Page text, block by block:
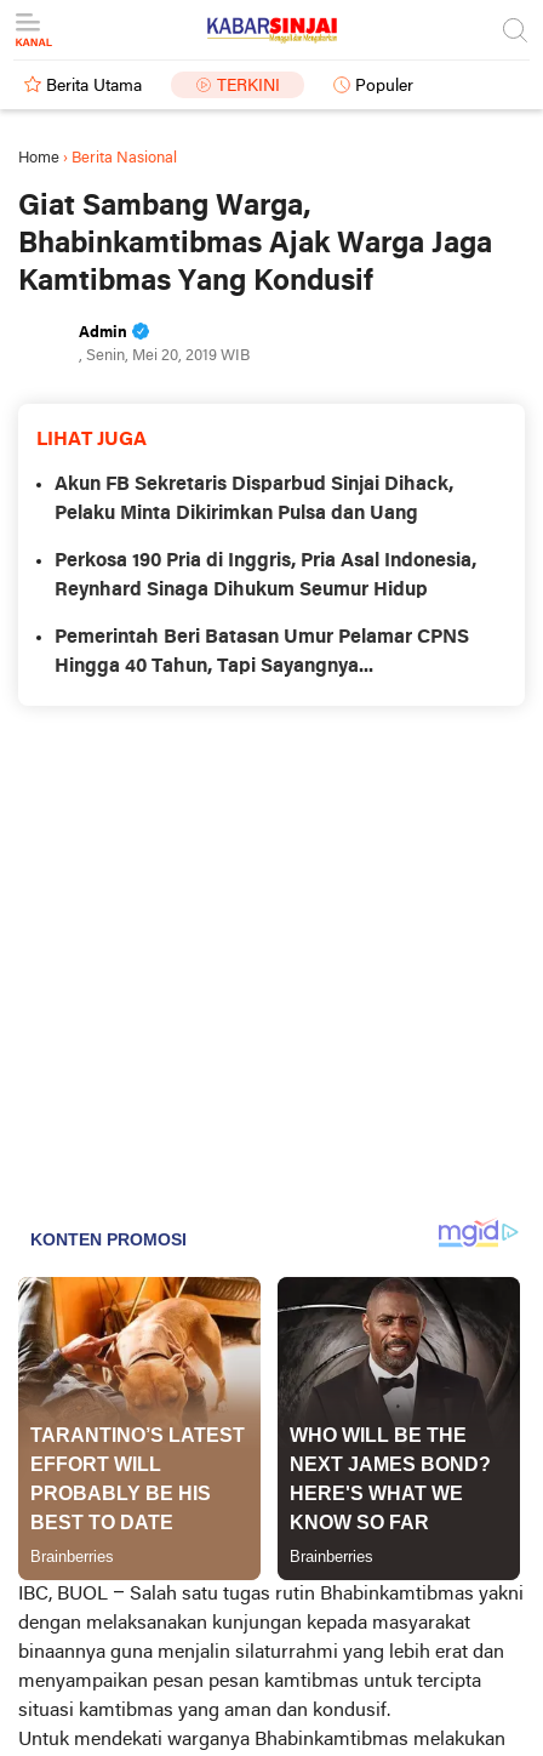
Berita Utama TERKINI Populer
Home › Berita Nasional
Giat Sambang Warga,
Bhabinkamtibmas Ajak Warga Jaga
Kamtibmas Yang Kondusif
Admin
, Senin, Mei 20, 2019 WIB
LIHAT JUGA
Akun FB Sekretaris Disparbud Sinjai Dihack,
Pelaku Minta Dikirimkan Pulsa dan Uang
Perkosa 190 Pria di Inggris, Pria Asal Indonesia,
Reynhard Sinaga Dihukum Seumur Hidup
Pemerintah Beri Batasan Umur Pelamar CPNS
Hingga 40 Tahun, Tapi Sayangnya...
IBC, BUOL – Salah satu tugas rutin Bhabinkamtibmas yakni
dengan melaksanakan kunjungan kepada masyarakat
binaannya guna menjalin silaturrahmi yang lebih erat dan
menyampaikan pesan pesan kamtibmas untuk tercipta
situasi kamtibmas yang aman dan kondusif.
Untuk mendekati warganya Bhabinkamtibmas melakukan